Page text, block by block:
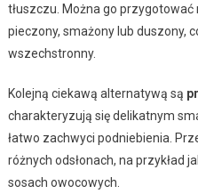
tłuszczu. Można go przygotować
pieczony, smażony lub duszony,
wszechstronny.
Kolejną ciekawą alternatywą są
charakteryzują się delikatnym
łatwo zachwyci podniebienia.
różnych odsłonach, na przykład
sosach owocowych.